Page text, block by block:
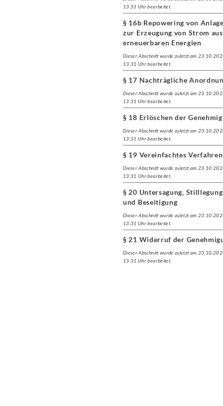
13:31 Uhr bearbeitet.
§ 16b Repowering von
zur Erzeugung von Strom aus
erneuerbaren Energien
Dieser Abschnitt wurde zuletzt am
13:31 Uhr bearbeitet.
§ 17 Nachträgliche
Dieser Abschnitt wurde zuletzt am
13:31 Uhr bearbeitet.
§ 18 Erlöschen der
Dieser Abschnitt wurde zuletzt am
13:31 Uhr bearbeitet.
§ 19 Vereinfachtes Verfahren
Dieser Abschnitt wurde zuletzt am
13:31 Uhr bearbeitet.
§ 20 Untersagung, Stilllegung
und Beseitigung
Dieser Abschnitt wurde zuletzt am
13:31 Uhr bearbeitet.
§ 21 Widerruf der
Dieser Abschnitt wurde zuletzt am
13:31 Uhr bearbeitet.